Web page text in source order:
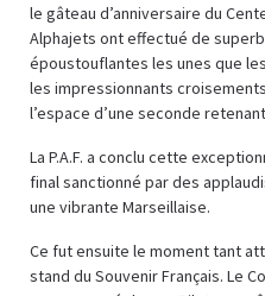
le gâteau d’anniversaire du
Alphajets ont effectué de
époustouflantes les unes que
les impressionnants
l’espace d’une seconde
La P.A.F. a conclu cette
final sanctionné par des
une vibrante Marseillaise.
Ce fut ensuite le moment tant
stand du Souvenir Français. Le